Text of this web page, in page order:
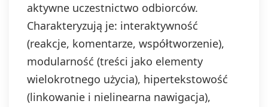
aktywne uczestnictwo odbiorców.
Charakteryzują je: interaktywność
(reakcje, komentarze, współtworzenie),
modularność (treści jako elementy
wielokrotnego użycia), hipertekstowość
(linkowanie i nielinearna nawigacja),